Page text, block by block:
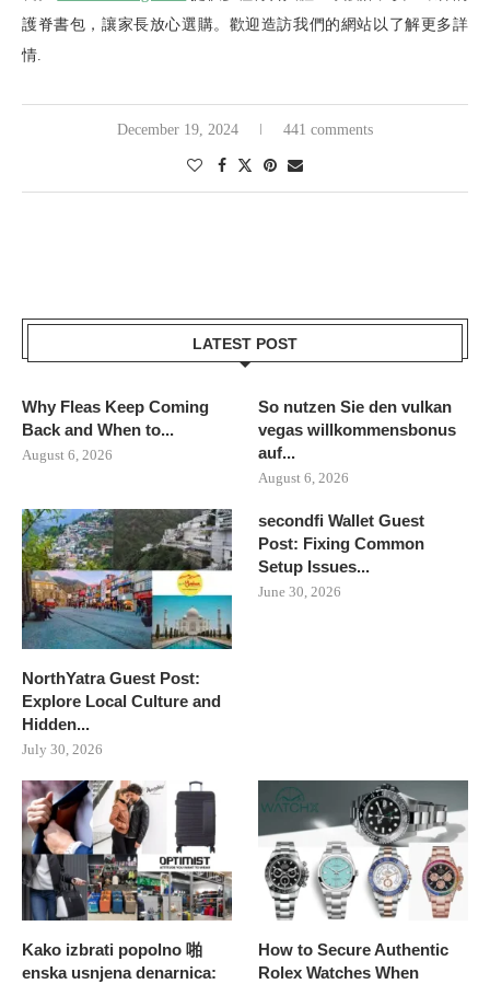
護脊書包，讓家長放心選購。歡迎造訪我們的網站以了解更多詳
情.
December 19, 2024 441 comments
LATEST POST
Why Fleas Keep Coming
Back and When to...
August 6, 2026
So nutzen Sie den vulkan
vegas willkommensbonus
auf...
August 6, 2026
NorthYatra Guest Post:
Explore Local Culture and
Hidden...
July 30, 2026
secondfi Wallet Guest
Post: Fixing Common
Setup Issues...
June 30, 2026
Kako izbrati popolno 啪
enska usnjena denarnica:
How to Secure Authentic
Rolex Watches When